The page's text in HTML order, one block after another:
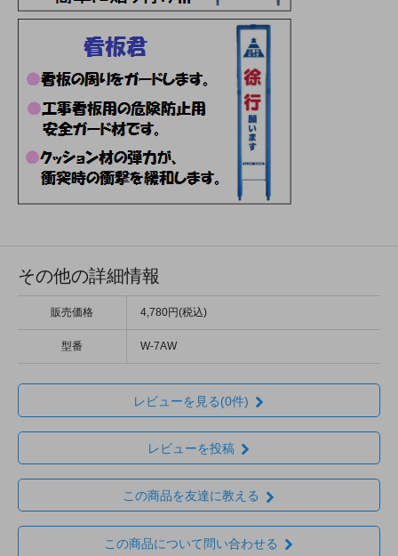
その他の詳細情報
販売価格 4,780円(税込)
型番 W-7AW
レビューを見る(0件)
レビューを投稿
この商品を友達に教える
この商品について問い合わせる